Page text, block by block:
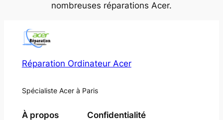
nombreuses réparations Acer.
Réparation Ordinateur Acer
Spécialiste Acer à Paris
À propos Confidentialité